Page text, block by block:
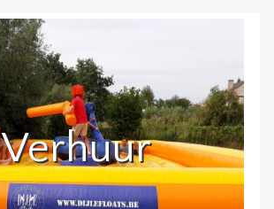
Verhuur